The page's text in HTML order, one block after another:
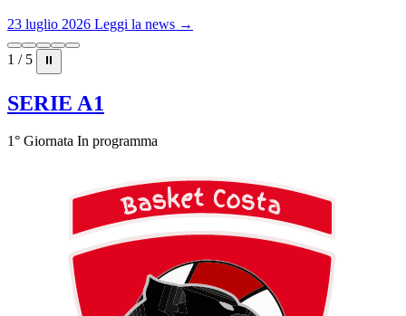
23 luglio 2026 Leggi la news →
1 / 5 ⏸
SERIE A1
1° Giornata In programma